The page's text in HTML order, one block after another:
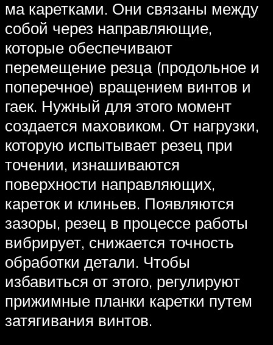
ма каретками. Они связаны между
собой через направляющие,
которые обеспечивают
перемещение резца (продольное и
поперечное) вращением винтов и
гаек. Нужный для этого момент
создается маховиком. От нагрузки,
которую испытывает резец при
точении, изнашиваются
поверхности направляющих,
кареток и клиньев. Появляются
зазоры, резец в процессе работы
вибрирует, снижается точность
обработки детали. Чтобы
избавиться от этого, регулируют
прижимные планки каретки путем
затягивания винтов.